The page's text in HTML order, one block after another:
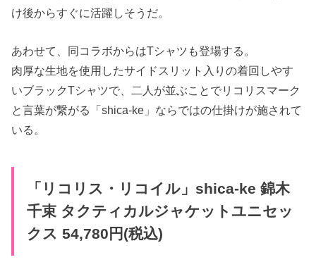
け後からすぐに活躍しそうだ。
あわせて、同コラボからはTシャツも登場する。
肉厚な生地を使用したサイドスリット入りの着回しやす
いブラックTシャツで、二人が並ぶことでリコリスマーク
と言葉が繋がる「shica-ke」ならではの仕掛けが施されて
いる。
「リコリス・リコイル」shica-ke 錦木
千束 タクティカルジャケットユニセッ
クス 54,780円(税込)